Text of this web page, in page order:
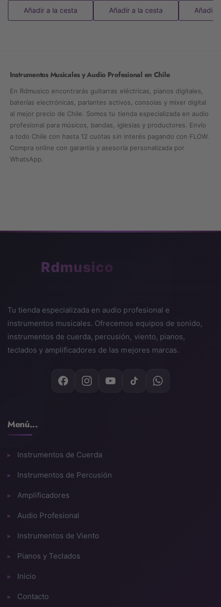
Lecciones: activación/desactivación por partes
(mano derecha / izquierda).
cada una).
Conectividad
Entradas/Salidas
2 salidas de auriculares (mini estéreo).
Salida de línea: L/MONO, R.
Sistema de altavoces
Amplificadores: 8 W + 8 W.
Fuente de alimentación
Funciona también con 6 baterías AA (aprox. 4 h de
Dimensiones y peso
Añadir a la cesta Añadir a la cesta Añadir
Instrumentos Musicales y Audio Profesional en Chile
En Rdmusico encontrarás guitarras eléctricas, pianos digitales,
baterías electrónicas, parlantes activos, consolas y mixer digital
al mejor precio de Chile. Somos tu tienda especializada en audio
profesional para músicos, bandas, iglesias y productores. Envío
a todo Chile con hasta 12 cuotas sin interés pagando con FLOW.
Compra online con garantía y asesoría personalizada por
WhatsApp.
Rdmusico
Tu tienda especializada en audio profesional e
instrumentos musicales. Ofrecemos equipos de sonido,
instrumentos de cuerda, percusión, viento, pianos,
teclados y amplificadores de las mejores marcas.
Menú...
Instrumentos de Cuerda
Instrumentos de Percusión
Amplificadores
Audio Profesional
Instrumentos de Viento
Pianos y Teclados
Inicio
Contacto